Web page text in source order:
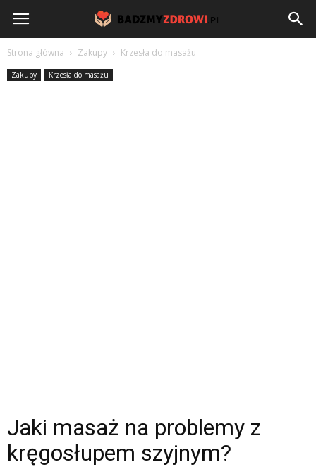
BadzmyZdrowi.pl
Strona główna Zakupy Krzesła do masażu
Zakupy Krzesła do masażu
Jaki masaż na problemy z
kręgosłupem szyjnym?